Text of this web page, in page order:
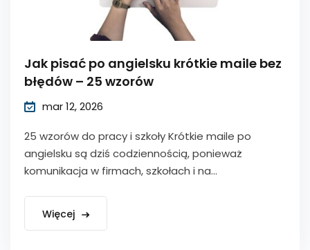
Jak pisać po angielsku krótkie maile bez
błędów – 25 wzorów
mar 12, 2026
25 wzorów do pracy i szkoły Krótkie maile po
angielsku są dziś codziennością, ponieważ
komunikacja w firmach, szkołach i na...
Więcej